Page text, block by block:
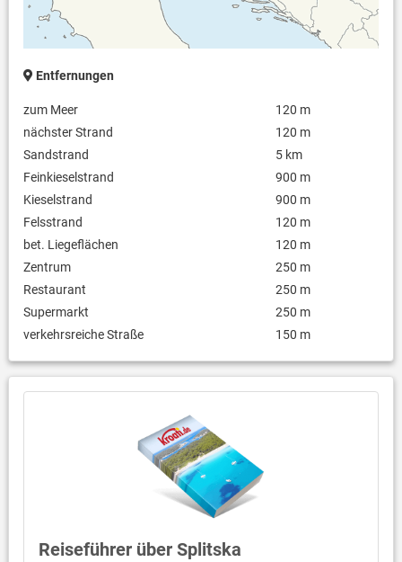
Entfernungen
zum Meer
120 m
nächster Strand
120 m
Sandstrand
5 km
Feinkieselstrand
900 m
Kieselstrand
900 m
Felsstrand
120 m
bet. Liegeflächen
120 m
Zentrum
250 m
Restaurant
250 m
Supermarkt
250 m
verkehrsreiche Straße
150 m
Reiseführer über Splitska